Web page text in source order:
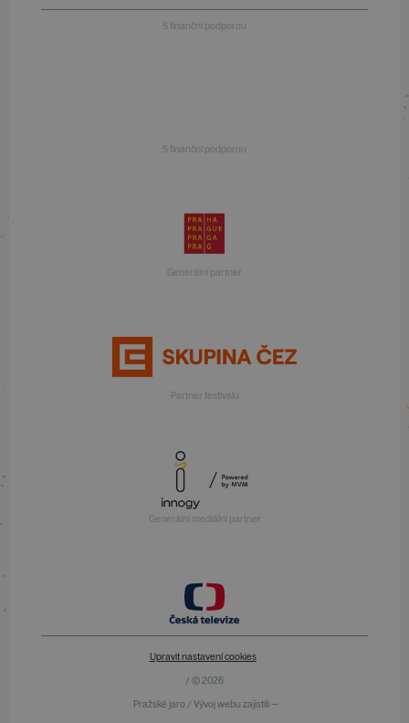
S finanční podporou
S finanční podporou
Generální partner
Partner festivalu
Generální mediální partner
Upravit nastavení cookies
/ © 2026
Pražské jaro / Vývoj webu zajistili —